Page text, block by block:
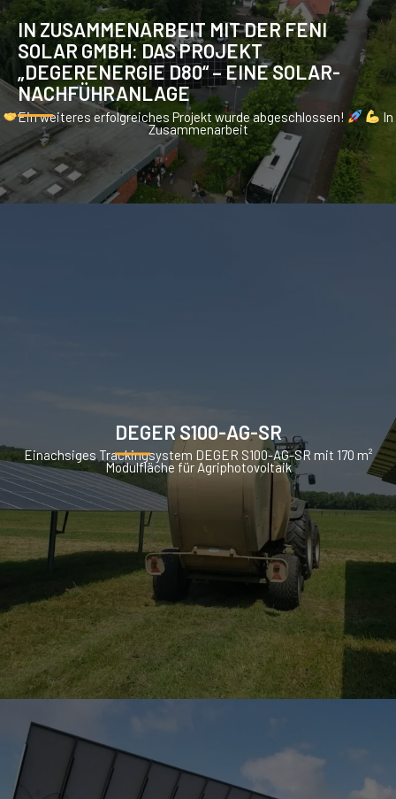
IN ZUSAMMENARBEIT MIT DER FENI
SOLAR GMBH: DAS PROJEKT
„DEGERENERGIE D80“ – EINE SOLAR-
NACHFÜHRANLAGE
Ein weiteres erfolgreiches Projekt wurde abgeschlossen!
In
Zusammenarbeit
DEGER S100-AG-SR
Einachsiges Trackingsystem DEGER S100-AG-SR mit 170 m²
Modulfläche für Agriphotovoltaik